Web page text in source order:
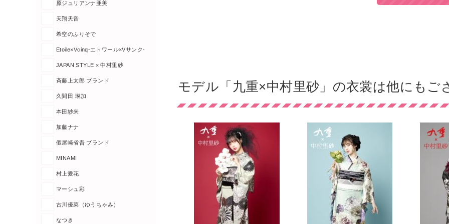
モデル「九重×中村里砂」の衣裳は他にもご
原ジュリアンナ亜美
天翔天音
希空のふりそで
Etoile×Vcinq-エトワール×Vサンク-
JAPAN STYLE × 中村里砂
斉藤上太郎 ブランド
久間田 琳加
本田紗来
加藤ナナ
假屋崎省吾 ブランド
MINAMI
村上愛花
マーシュ彩
古川優菜（ゆうちゃみ）
なつき